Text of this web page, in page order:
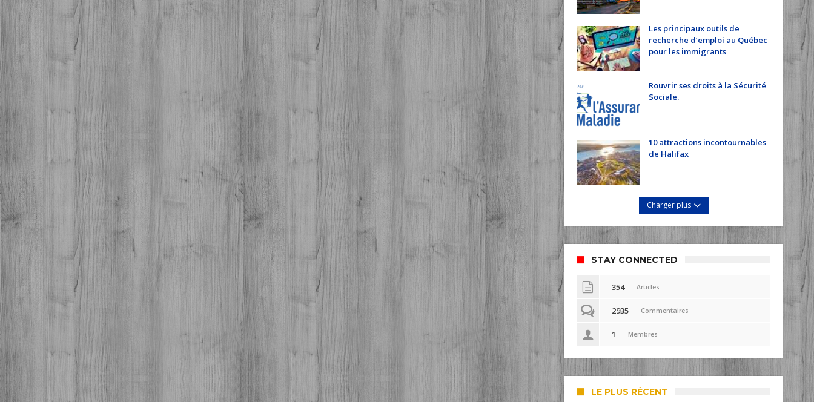
Les principaux outils de
recherche d’emploi au Québec
pour les immigrants
Rouvrir ses droits à la Sécurité
Sociale.
10 attractions incontournables
de Halifax
Charger plus
STAY CONNECTED
354 Articles
2935 Commentaires
1 Membres
LE PLUS RÉCENT